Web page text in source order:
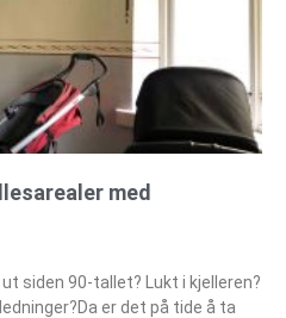
med
siden 90-tallet? Lukt i kjelleren?
er det på tide å ta